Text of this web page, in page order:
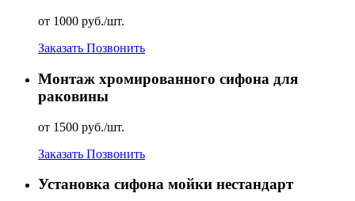
от 1000 руб./шт.
Заказать Позвонить
Монтаж хромированного сифона для
раковины
от 1500 руб./шт.
Заказать Позвонить
Установка сифона мойки нестандарт